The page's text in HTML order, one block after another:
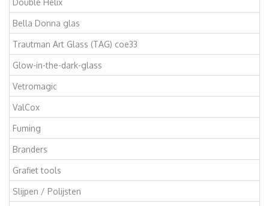
Bella Donna glas
Trautman Art Glass (TAG) coe33
Glow-in-the-dark-glass
Vetromagic
ValCox
Fuming
Branders
Grafiet tools
Slijpen / Polijsten